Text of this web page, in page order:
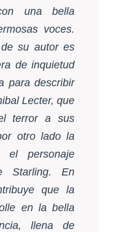
una bella
voces.
su autor es
de inquietud
para describir
Lecter, que
terror a sus
otro lado la
el personaje
Starling. En
que la
en la bella
llena de